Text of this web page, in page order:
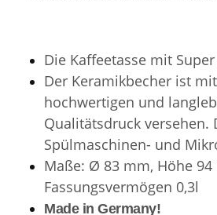
Die Kaffeetasse mit
Der Keramikbecher ist
hochwertigen und
Qualitätsdruck versehen.
Spülmaschinen- und
Maße: Ø 83 mm, Höhe 94
Fassungsvermögen 0,3l
Made in Germany!